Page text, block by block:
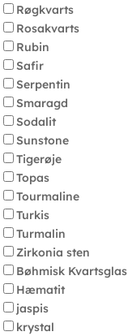
Røgkvarts
Rosakvarts
Rubin
Safir
Serpentin
Smaragd
Sodalit
Sunstone
Tigerøje
Topas
Tourmaline
Turkis
Turmalin
Zirkonia sten
Bøhmisk Kvartsglas
Hæmatit
jaspis
krystal